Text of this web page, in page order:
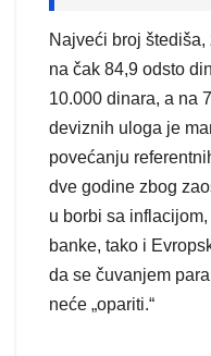
Najveći broj
na čak 84,9 odsto
10.000 dinara, a na
deviznih uloga je
povećanju
dve godine zbog
u borbi sa
banke, tako i
da se čuvanjem
neće „opariti.“